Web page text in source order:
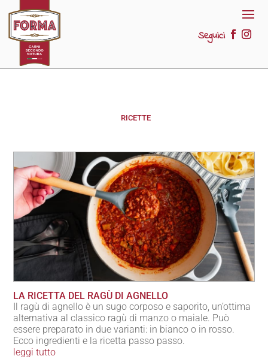
Seguici
RICETTE
LA RICETTA DEL RAGÙ DI AGNELLO
Il ragù di agnello è un sugo corposo e saporito, un’ottima
alternativa al classico ragù di manzo o maiale. Può
essere preparato in due varianti: in bianco o in rosso.
Ecco ingredienti e la ricetta passo passo.
leggi tutto